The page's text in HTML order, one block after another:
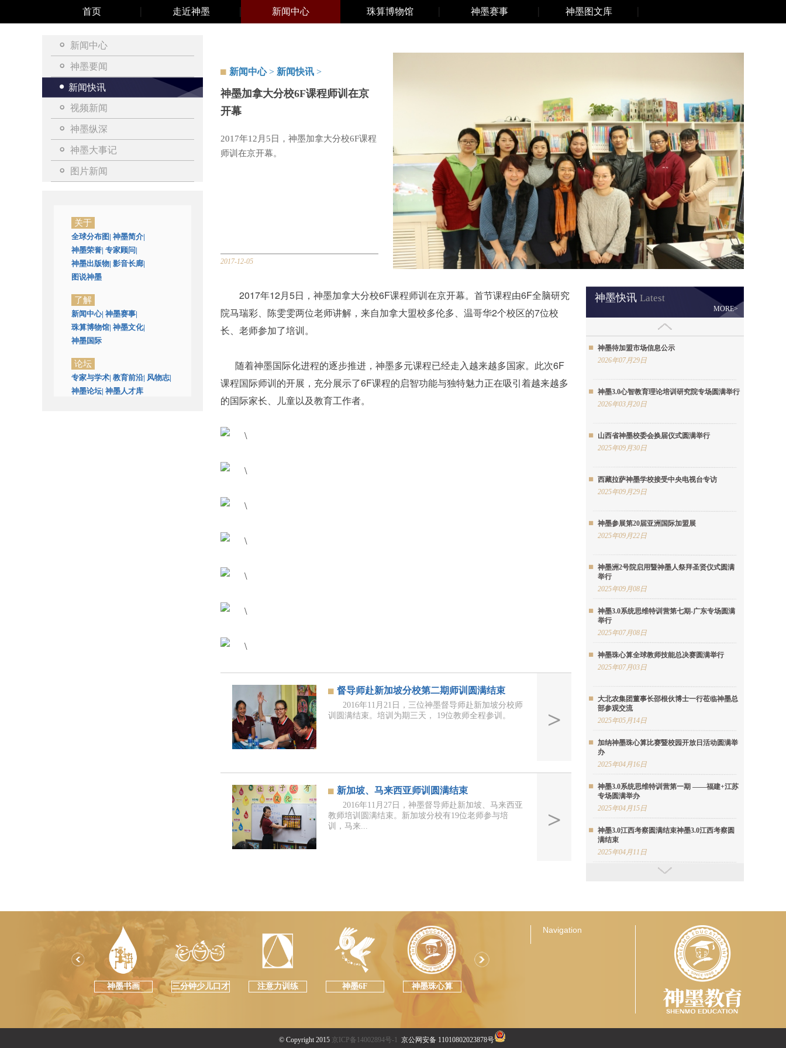
首页 走近神墨 新闻中心 珠算博物馆 神墨赛事 神墨图文库
新闻中心
神墨要闻
新闻快讯
视频新闻
神墨纵深
神墨大事记
图片新闻
关于
全球分布图 | 神墨简介|
神墨荣誉| 专家顾问 |
神墨出版物| 影音长廊|
图说神墨
了解
新闻中心| 神墨赛事|
珠算博物馆| 神墨文化|
神墨国际
论坛
专家与学术| 教育前沿| 风物志|
神墨论坛| 神墨人才库
新闻中心> 新闻快讯 >
神墨加拿大分校6F课程师训在京
开幕
2017年12月5日，神墨加拿大分校6F课程
师训在京开幕。
2017-12-05
2017年12月5日，神墨加拿大分校6F课程师训在京开幕。首节课程由6F全脑研究
院马瑞彩、陈雯雯两位老师讲解，来自加拿大盟校多伦多、温哥华2个校区的7位校
长、老师参加了培训。
随着神墨国际化进程的逐步推进，神墨多元课程已经走入越来越多国家。此次6F
课程国际师训的开展，充分展示了6F课程的启智功能与独特魅力正在吸引着越来越多
的国际家长、儿童以及教育工作者。
督导师赴新加坡分校第二期师训圆满结束
2016年11月21日，三位神墨督导师赴新加坡分校师
训圆满结束。培训为期三天， 19位教师全程参训。
新加坡、马来西亚师训圆满结束
2016年11月27日，神墨督导师赴新加坡、马来西亚
教师培训圆满结束。新加坡分校有19位老师参与培
训，马来...
神墨快讯 Latest
MORE>
神墨待加盟市场信息公示
2026年07月29日
神墨3.0心智教育理论培训研究院专场圆满举行
2026年03月20日
山西省神墨校委会换届仪式圆满举行
2025年09月30日
西藏拉萨神墨学校接受中央电视台专访
2025年09月29日
神墨参展第20届亚洲国际加盟展
2025年09月22日
神墨洲2号院启用暨神墨人祭拜圣贤仪式圆满
举行
2025年09月08日
神墨3.0系统思维特训营第七期-广东专场圆满
举行
2025年07月08日
神墨珠心算全球教师技能总决赛圆满举行
2025年07月03日
大北农集团董事长邵根伙博士一行莅临神墨总
部参观交流
2025年05月14日
加纳神墨珠心算比赛暨校园开放日活动圆满举
办
2025年04月16日
神墨3.0系统思维特训营第一期 ——福建+江苏
专场圆满举办
2025年04月15日
神墨3.0江西考察圆满结束神墨3.0江西考察圆
满结束
2025年04月11日
神墨星星河志愿者持续为特殊群体开展珠心算
神墨3.0安徽省考察活动圆满结束
神墨总部及全球神墨人向缅甸神墨学校捐赠30
余万元爱心善款
2025年04月07日
神墨书画 三分钟少儿口才 注意力训练 神墨6F 神墨珠心算
Navigation
© Copyright 2015 京ICP备14002894号-1 京公网安备 11010802023878号